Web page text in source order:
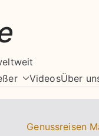
VideosÜber
Genussreisen